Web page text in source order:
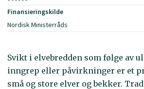
Finansieringskilde
Nordisk Ministerråds
Svikt i elvebredden som følge av
inngrep eller påvirkninger er et
små og store elver og bekker.